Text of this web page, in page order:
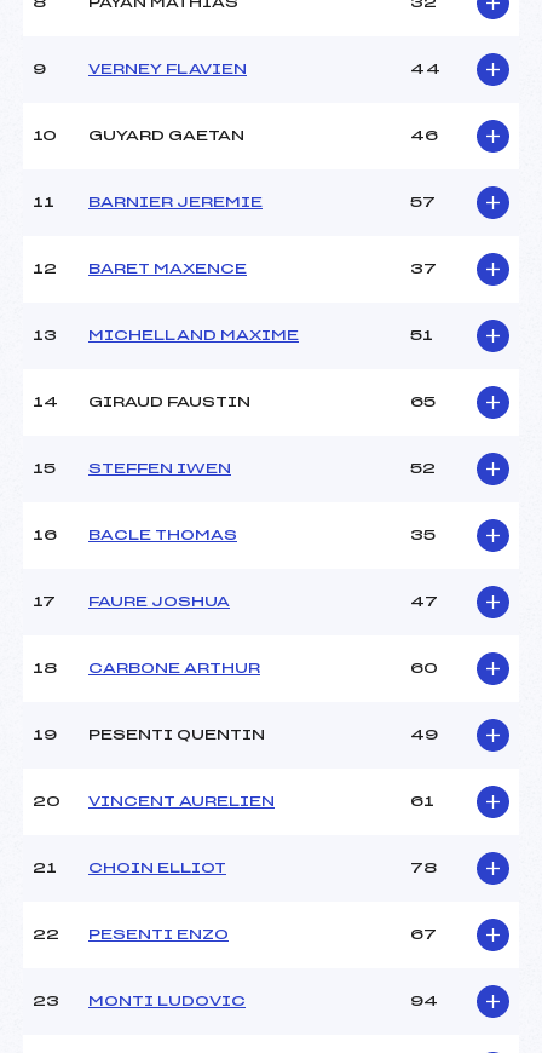
Ouvreurs C :
LEBRET (DA)
Ouvreurs B :
BARALDI (DA)
Ouvreurs D :
Température arrivée :
U18->Mas
8 PAYAN MATHIAS 32
9 VERNEY FLAVIEN 44
10 GUYARD GAETAN 46
11 BARNIER JEREMIE 57
12 BARET MAXENCE 37
13 MICHELLAND MAXIME 51
14 GIRAUD FAUSTIN 65
15 STEFFEN IWEN 52
16 BACLE THOMAS 35
17 FAURE JOSHUA 47
18 CARBONE ARTHUR 60
19 PESENTI QUENTIN 49
20 VINCENT AURELIEN 61
21 CHOIN ELLIOT 78
22 PESENTI ENZO 67
23 MONTI LUDOVIC 94